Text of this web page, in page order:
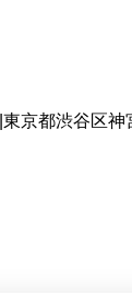
東京都渋谷区神